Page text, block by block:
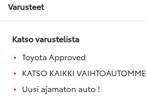
Varusteet
Katso varustelista
Toyota Approved
KATSO KAIKKI VAIHTOAUTOMME
Uusi ajamaton auto !